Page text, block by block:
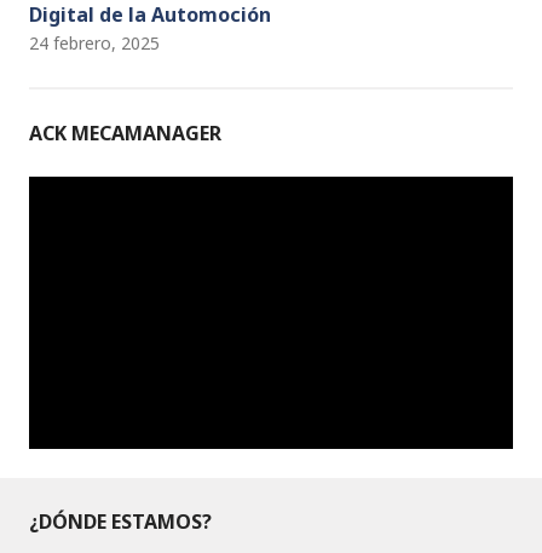
Digital de la Automoción
24 febrero, 2025
ACK MECAMANAGER
¿DÓNDE ESTAMOS?